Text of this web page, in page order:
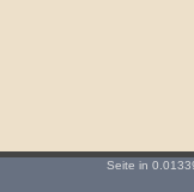
Seite in